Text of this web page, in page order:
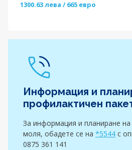
1300.63 лева / 665 евро
Информация и
профилактичен
За информация и планиране
моля, обадете се на *5544 с
0875 361 141